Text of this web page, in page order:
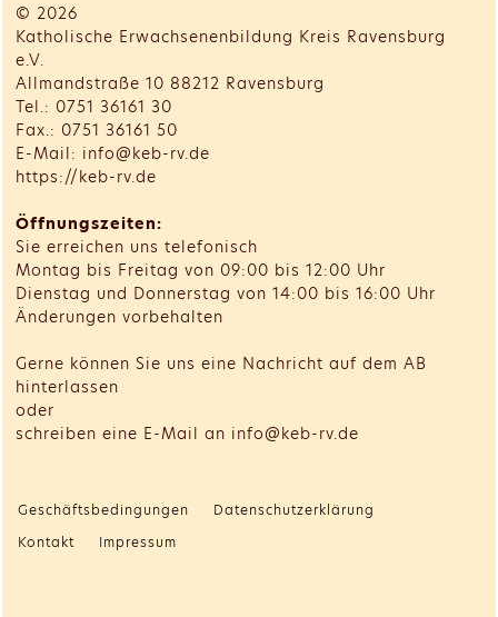
© 2026
Katholische Erwachsenenbildung Kreis Ravensburg
e.V.
Allmandstraße 10 88212 Ravensburg
Tel.: 0751 36161 30
Fax.: 0751 36161 50
E-Mail: info@keb-rv.de
https://keb-rv.de
Öffnungszeiten:
Sie erreichen uns telefonisch
Montag bis Freitag von 09:00 bis 12:00 Uhr
Dienstag und Donnerstag von 14:00 bis 16:00 Uhr
Änderungen vorbehalten
Gerne können Sie uns eine Nachricht auf dem AB
hinterlassen
oder
schreiben eine E-Mail an info@keb-rv.de
Geschäftsbedingungen
Datenschutzerklärung
Kontakt
Impressum